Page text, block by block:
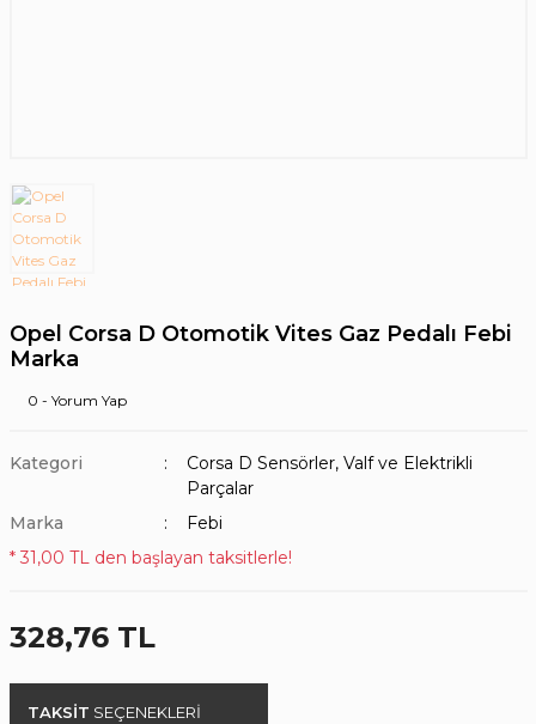
Opel Corsa D Otomotik Vites Gaz Pedalı Febi
Marka
0 - Yorum Yap
Kategori
Corsa D Sensörler, Valf ve Elektrikli
Parçalar
Marka
Febi
* 31,00 TL den başlayan taksitlerle!
328,76 TL
TAKSİT SEÇENEKLERİ